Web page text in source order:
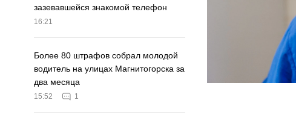
зазевавшейся знакомой телефон
16:21
Более 80 штрафов собрал молодой
водитель на улицах Магнитогорска за
два месяца
15:52 1